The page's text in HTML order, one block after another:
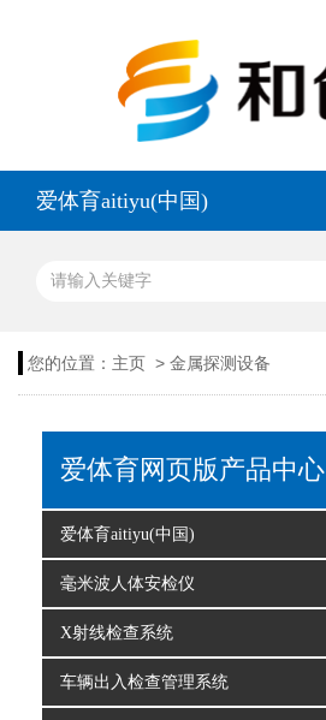
爱体育aitiyu(中国)
您的位置： 主页 > 金属探测设备
爱体育网页版产品中心
爱体育aitiyu(中国)
毫米波人体安检仪
X射线检查系统
车辆出入检查管理系统